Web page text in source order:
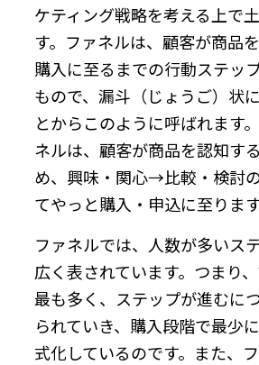
ケティング戦略を考える上で
す。ファネルは、顧客が商品
購入に至るまでの行動ステッ
もので、漏斗（じょうご）状
とからこのように呼ばれます
ネルは、顧客が商品を認知す
め、興味・関心→比較・検討
てやっと購入・申込に至ります
ファネルでは、人数が多いス
広く表されています。つまり
最も多く、ステップが進むに
られていき、購入段階で最少
式化しているのです。また、